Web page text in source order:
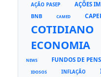
AÇÃO PASEP AÇÕES
BNB CAMED
COTIDIANO
ECONOMIA
NEWS FUNDOS DE
IDOSOS INFLAÇÃO